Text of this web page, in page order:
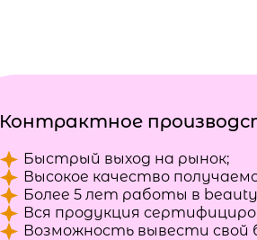
Контрактное
Быстрый выход на рынок;
Высокое качество
Более 5 лет работы в
Вся продукция
Возможность вывести свой